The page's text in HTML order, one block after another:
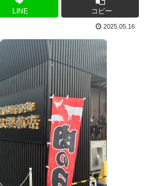
LINE コピー
2025.05.16